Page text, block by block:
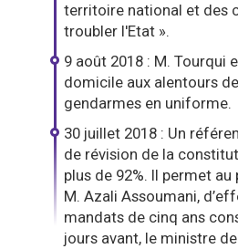
territoire national et des
troubler l'Etat ».
9 août 2018 : M. Tourqui
domicile aux alentours
gendarmes en uniforme.
30 juillet 2018 : Un
de révision de la
plus de 92%. Il permet
M. Azali Assoumani,
mandats de cinq ans
jours avant, le ministre